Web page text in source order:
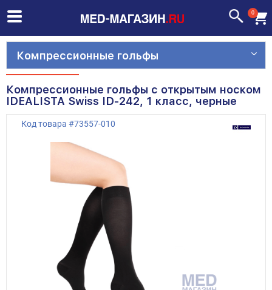
0
Компрессионные гольфы
Компрессионные гольфы с открытым носком
IDEALISTA Swiss ID-242, 1 класс, черные
Код товара #73557-010